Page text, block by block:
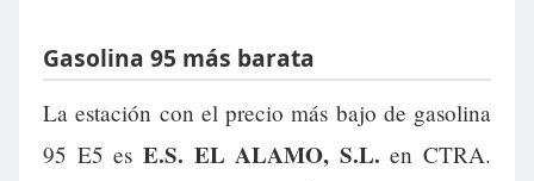
Gasolina 95 más barata
La estación con el precio más bajo de gasolina
95 E5 es E.S. EL ALAMO, S.L. en CTRA.